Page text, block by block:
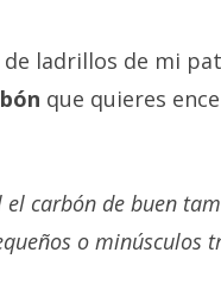
ladrillos de mi
que quieres
el carbón de buen
o minúsculos